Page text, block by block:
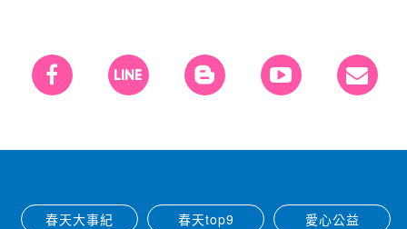
春天大事紀 春天top9 愛心公益